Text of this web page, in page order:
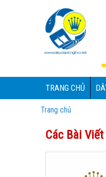
TRANG CHỦ
Trang chủ
Các Bài